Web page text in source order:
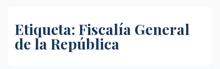
Etiqueta: Fiscalía General
de la República